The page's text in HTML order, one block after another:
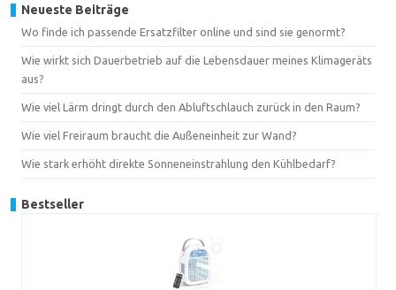
Neueste Beiträge
Wo finde ich passende Ersatzfilter online und sind sie genormt?
Wie wirkt sich Dauerbetrieb auf die Lebensdauer meines Klimageräts
aus?
Wie viel Lärm dringt durch den Abluftschlauch zurück in den Raum?
Wie viel Freiraum braucht die Außeneinheit zur Wand?
Wie stark erhöht direkte Sonneneinstrahlung den Kühlbedarf?
Bestseller